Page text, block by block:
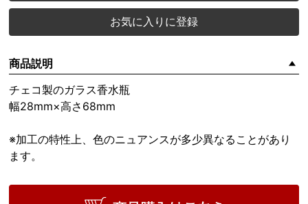
お気に入りに登録
商品説明
チェコ製のガラス香水瓶
幅28mm×高さ68mm
※加工の特性上、色のニュアンスが多少異なることがあり
ます。